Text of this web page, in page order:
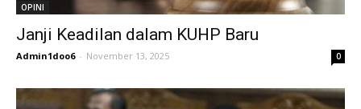
OPINI
Janji Keadilan dalam KUHP Baru
Admin1doo6 - November 13, 2025 0